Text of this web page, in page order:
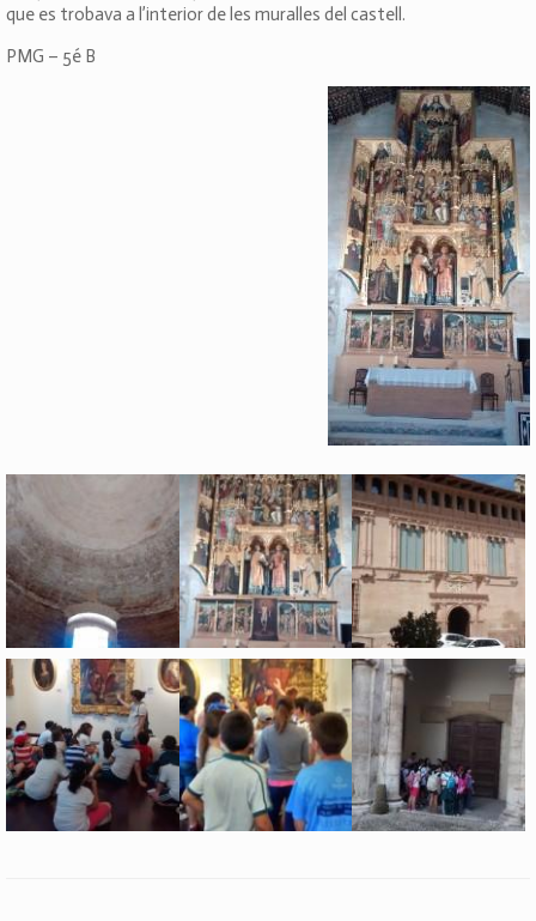
que es trobava a l’interior de les muralles del castell.
PMG – 5é B